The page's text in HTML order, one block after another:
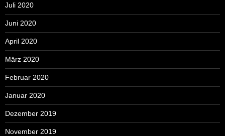
Juli 2020
Juni 2020
April 2020
März 2020
Februar 2020
Januar 2020
Dezember 2019
November 2019